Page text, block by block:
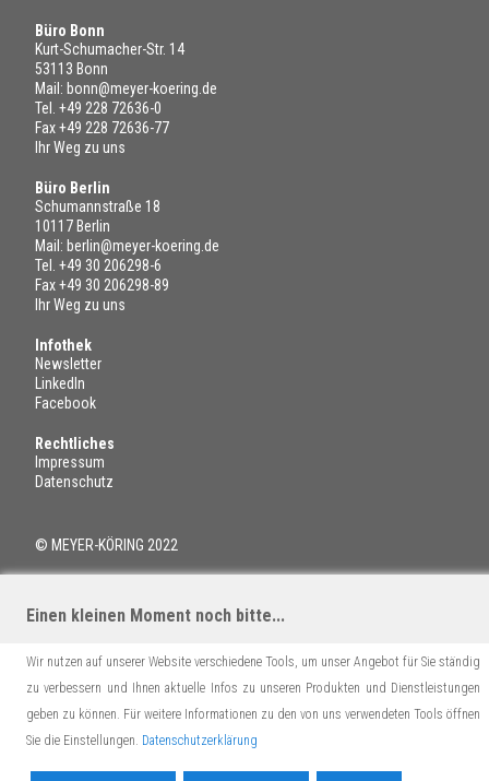
Büro Bonn
Kurt-Schumacher-Str. 14
53113 Bonn
Mail: bonn@meyer-koering.de
Tel. +49 228 72636-0
Fax +49 228 72636-77
Ihr Weg zu uns
Büro Berlin
Schumannstraße 18
10117 Berlin
Mail: berlin@meyer-koering.de
Tel. +49 30 206298-6
Fax +49 30 206298-89
Ihr Weg zu uns
Infothek
Newsletter
LinkedIn
Facebook
Rechtliches
Impressum
Datenschutz
© MEYER-KÖRING 2022
Einen kleinen Moment noch bitte...
Wir nutzen auf unserer Website verschiedene Tools, um unser Angebot für Sie ständig
zu verbessern und Ihnen aktuelle Infos zu unseren Produkten und Dienstleistungen
geben zu können. Für weitere Informationen zu den von uns verwendeten Tools öffnen
Sie die Einstellungen. Datenschutzerklärung